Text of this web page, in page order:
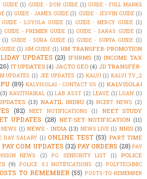
GUIDE (1) GUIDE - DON GUIDE (1) GUIDE - FULL MARKS
(1) GUIDE - JAMES GUIDE (1) GUIDE - JESVIN GUIDE (1)
GUIDE - LOYOLA GUIDE (1) GUIDE - MERCY GUIDE (1)
GUIDE - PREMIER GUIDE (1) GUIDE - SARAS GUIDE (1)
(1) GUIDE - SURA GUIDE (1) GUIDE - SURYA GUIDE (1)
(1) HM GUIDE (1) HM TRANSFER-PROMOTION
UPDATES (23) IFHRMS (3) INCOME TAX
IT UPDATES (4) JACTO GEO (4) JD TRANSFER-
UPDATES (1) JEE UPDATES (2) KALVI (1) KALVI TV_2
(89) KALVISOLAI - CONTACT US (1) KALVISOLAI
(3) KAVITHAIKAL (1) LAB ASST (2) LEAVE (1) LOAN (1)
(13) NAATIL INDRU (3) NCERT NEWS (2)
(82) NEET NOTIFICATIONS (1)
NEET STUDY
UPDATES (28) NET-SET NOTIFICATION (11)
NEWS (1) NEWS - INDIA (13) NEWS LIVE (1) NHIS (3)
DAY SALARY (1) ONLINE TEST (53) PART TIME
PAY COM UPDATES (32) PAY ORDERS (28) PAY
NEWS (2) PG SENIORITY LIST (1)
POLICE
(9) POLICE S.I NOTIFICATIONS (2) POLYTECHNIC
TO REMEMBER (55) POSTS-TO-REMEMBER